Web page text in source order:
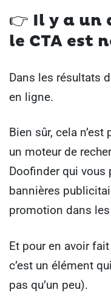
👉 Il y a un
le CTA est
Dans les résultats
en ligne.
Bien sûr, cela
un moteur de
Doofinder qui vous
bannières
promotion dans
Et pour en avoir
c’est un élément
pas qu’un peu).